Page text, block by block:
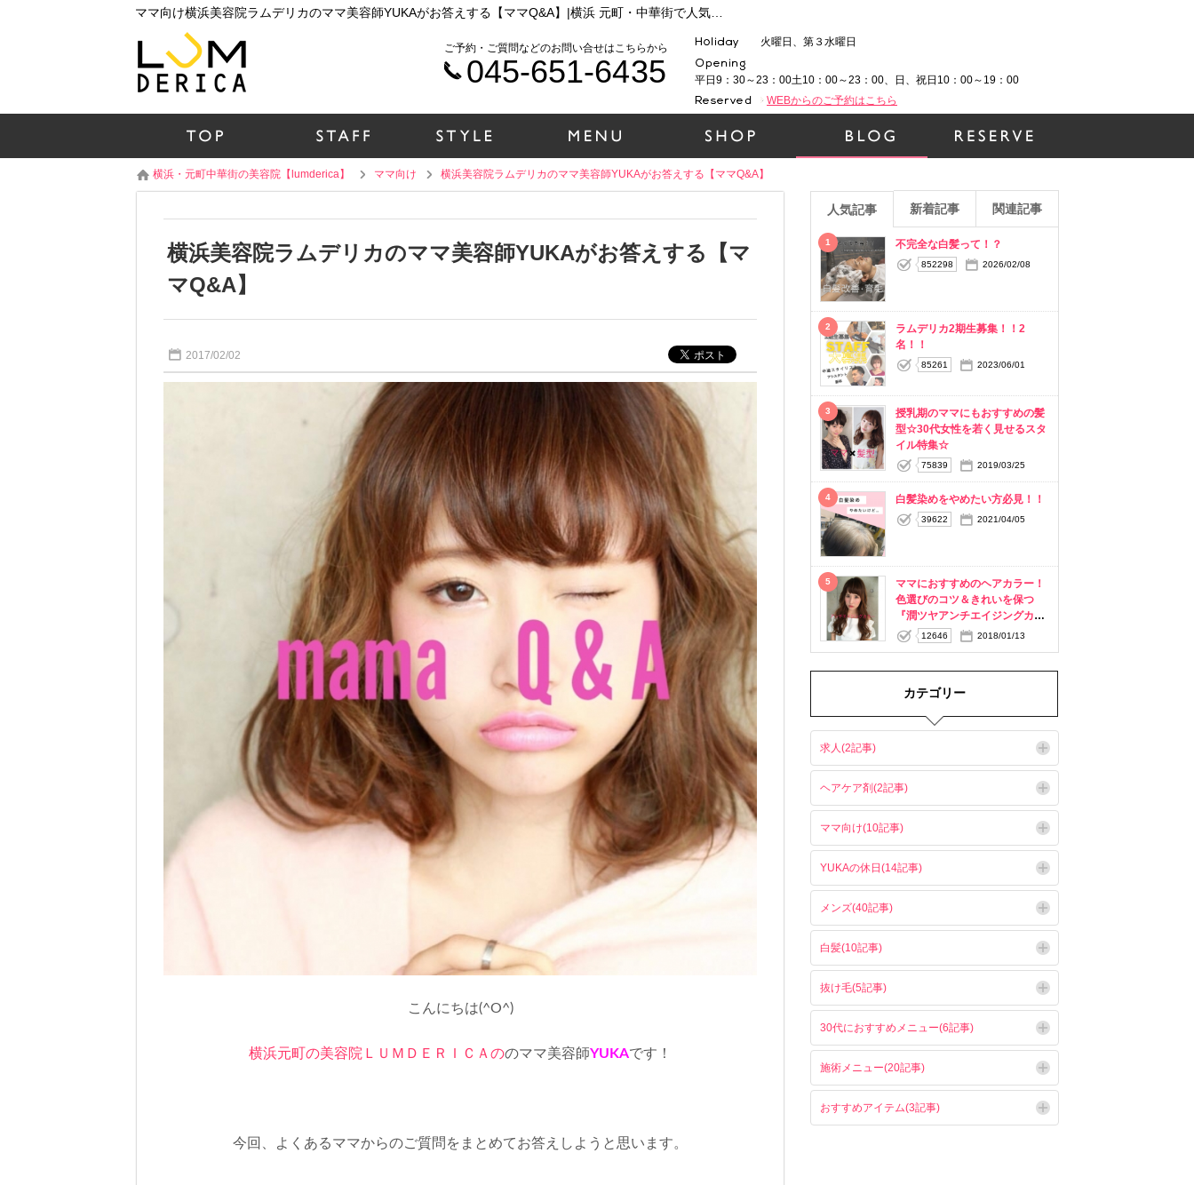
火曜日、第３水曜日
平日9：30～23：00土10：00～23：00、日、祝日10：00～19：00
WEBからのご予約はこちら
ご予約・ご質問などのお問い合せはこちらから
045-651-6435
横浜・元町中華街の美容院【lumderica】 ママ向け 横浜美容院ラムデリカのママ美容師YUKAがお答えする【ママQ&A】
横浜美容院ラムデリカのママ美容師YUKAがお答えする【マ
マQ&A】
2017/02/02
こんにちは(^O^)
横浜元町の美容院ＬＵＭＤＥＲＩＣＡののママ美容師YUKAです！
今回、よくあるママからのご質問をまとめてお答えしようと思います。
人気記事 新着記事 関連記事
1 不完全な白髪って！？
852298 2026/02/08
2
ラムデリカ2期生募集！！2
名！！
85261 2023/06/01
3
授乳期のママにもおすすめの髪
型☆30代女性を若く見せるスタ
イル特集☆
75839 2019/03/25
4 白髪染めをやめたい方必見！！
39622 2021/04/05
5
ママにおすすめのヘアカラー！
色選びのコツ＆きれいを保つ
『潤ツヤアンチエイジングカラ
ー』
12646 2018/01/13
カテゴリー
求人(2記事)
ヘアケア剤(2記事)
ママ向け(10記事)
YUKAの休日(14記事)
メンズ(40記事)
白髪(10記事)
抜け毛(5記事)
30代におすすめメニュー(6記事)
施術メニュー(20記事)
おすすめアイテム(3記事)